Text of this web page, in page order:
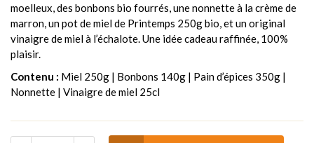
moelleux, des bonbons bio fourrés, une nonnette à la crème de
marron, un pot de miel de Printemps 250g bio, et un original
vinaigre de miel à l’échalote. Une idée cadeau raffinée, 100%
plaisir.
Contenu : Miel 250g | Bonbons 140g | Pain d’épices 350g |
Nonnette | Vinaigre de miel 25cl